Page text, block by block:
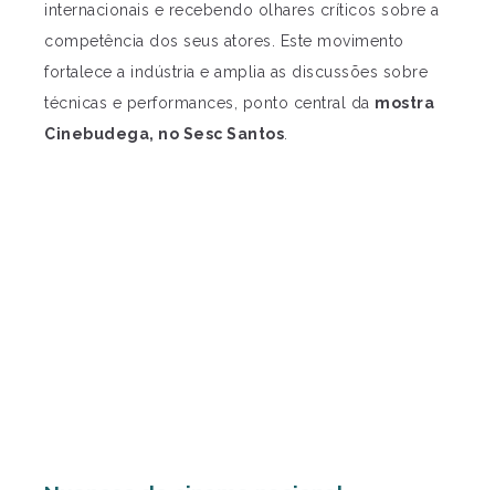
internacionais e recebendo olhares críticos sobre a
competência dos seus atores. Este movimento
fortalece a indústria e amplia as discussões sobre
técnicas e performances, ponto central da mostra
Cinebudega, no Sesc Santos